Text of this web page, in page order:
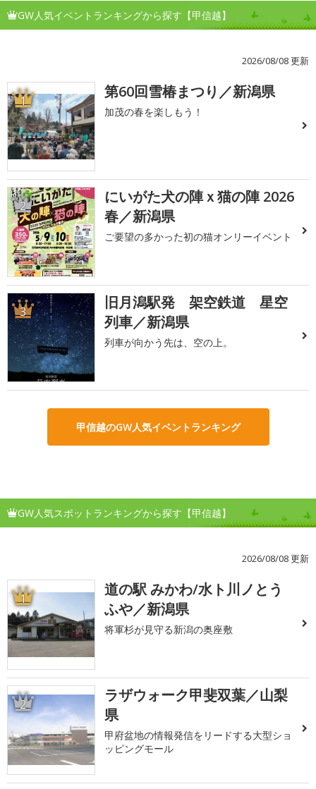
GW人気イベントランキングから探す【甲信越】
2026/08/08 更新
1 第60回雪椿まつり／新潟県
加茂の春を楽しもう！
2
にいがた犬の陣ｘ猫の陣 2026
春／新潟県
ご要望の多かった初の猫オンリーイベント
3
旧月潟駅発 架空鉄道 星空
列車／新潟県
列車が向かう先は、空の上。
甲信越のGW人気イベントランキング
GW人気スポットランキングから探す【甲信越】
2026/08/08 更新
1
道の駅 みかわ/水ト川ノとう
ふや／新潟県
将軍杉が見守る新潟の奥座敷
2
ラザウォーク甲斐双葉／山梨
県
甲府盆地の情報発信をリードする大型ショ
ッピングモール